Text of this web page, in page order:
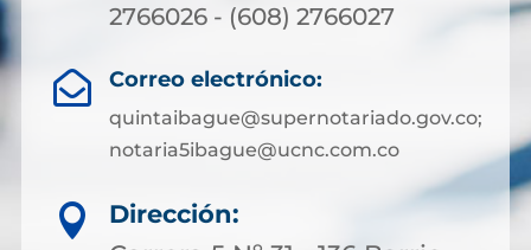
2766026 - (608) 2766027
 Correo electrónico:
quintaibague@supernotariado.gov.co;
notaria5ibague@ucnc.com.co

Dirección: